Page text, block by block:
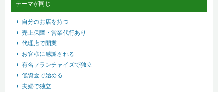
テーマが同じ
自分のお店を持つ
売上保障・営業代行あり
代理店で開業
お客様に感謝される
有名フランチャイズで独立
低資金で始める
夫婦で独立